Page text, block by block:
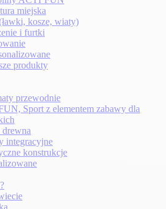
miejska
kosze, wiaty)
i furtki
produkty
przewodnie
Sport z elementem zabawy dla
integracyjne
konstrukcje